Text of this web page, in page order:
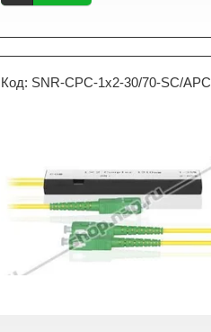
SNR-CPC-1x2-30/70-SC/APC